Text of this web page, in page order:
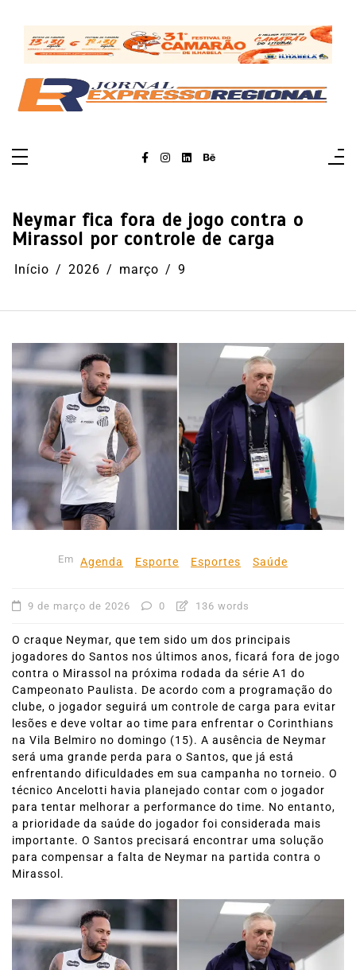
conteúdo
Neymar fica fora de jogo contra o
Mirassol por controle de carga
Início 2026 março 9
Em Agenda Esporte Esportes Saúde
9 de março de 2026 0 136 words
O craque Neymar, que tem sido um dos principais
jogadores do Santos nos últimos anos, ficará fora de jogo
contra o Mirassol na próxima rodada da série A1 do
Campeonato Paulista. De acordo com a programação do
clube, o jogador seguirá um controle de carga para evitar
lesões e deve voltar ao time para enfrentar o Corinthians
na Vila Belmiro no domingo (15). A ausência de Neymar
será uma grande perda para o Santos, que já está
enfrentando dificuldades em sua campanha no torneio. O
técnico Ancelotti havia planejado contar com o jogador
para tentar melhorar a performance do time. No entanto,
a prioridade da saúde do jogador foi considerada mais
importante. O Santos precisará encontrar uma solução
para compensar a falta de Neymar na partida contra o
Mirassol.